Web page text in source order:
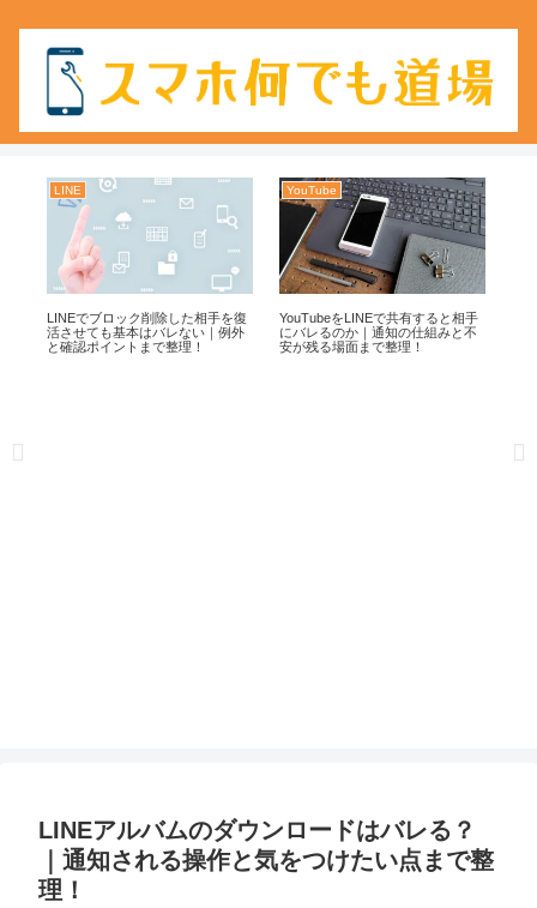
LINE
LINEでブロック削除した相手を復
活させても基本はバレない｜例外
と確認ポイントまで整理！
YouTube
YouTubeをLINEで共有すると相手
にバレるのか｜通知の仕組みと不
安が残る場面まで整理！
LINEアルバムのダウンロードはバレる？
｜通知される操作と気をつけたい点まで整
理！